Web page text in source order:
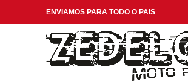
ENVIAMOS PARA TODO O PAIS